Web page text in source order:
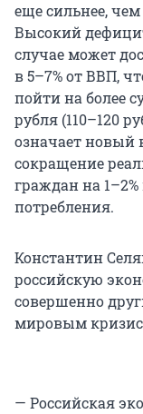
еще сильнее, чем
Высокий
случае может
в 5–7% от ВВП,
пойти на более
рубля (110–120
означает новый
сокращение
граждан на
потребления.
Константин
российскую
совершенно
мировым
— Российская